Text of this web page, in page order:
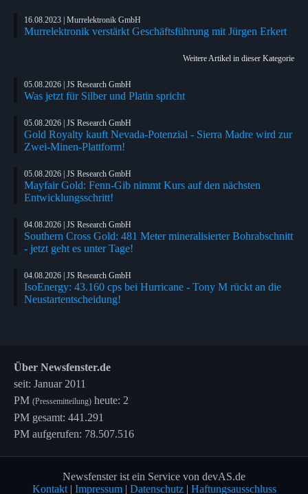
16.08.2023 | Murrelektronik GmbH
Murrelektronik verstärkt Geschäftsführung mit Jürgen Erkert
Weitere Artikel in dieser Kategorie
05.08.2026 | JS Research GmbH
Was jetzt für Silber und Platin spricht
05.08.2026 | JS Research GmbH
Gold Royalty kauft Nevada-Potenzial - Sierra Madre wird zur
Zwei-Minen-Plattform!
05.08.2026 | JS Research GmbH
Mayfair Gold: Fenn-Gib nimmt Kurs auf den nächsten
Entwicklungsschritt!
04.08.2026 | JS Research GmbH
Southern Cross Gold: 481 Meter mineralisierter Bohrabschnitt
- jetzt geht es unter Tage!
04.08.2026 | JS Research GmbH
IsoEnergy: 43.160 cps bei Hurricane - Tony M rückt an die
Neustartentscheidung!
Über Newsfenster.de
seit: Januar 2011
PM (Pressemitteilung) heute: 2
PM gesamt: 441.291
PM aufgerufen: 78.507.516
Newsfenster ist ein Service von devAS.de
Kontakt| Impressum| Datenschutz| Haftungsausschluss